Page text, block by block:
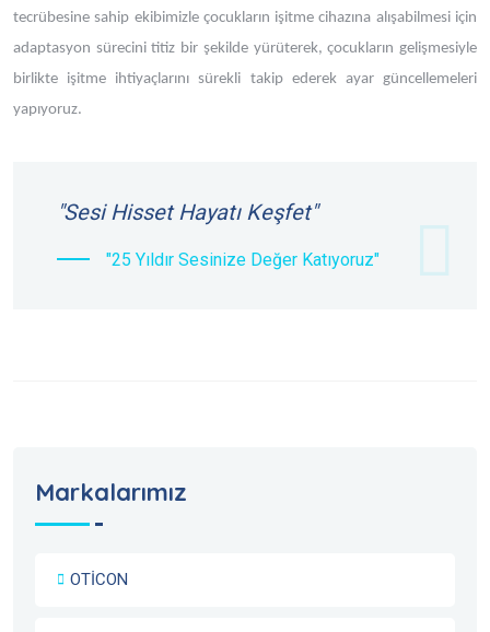
tecrübesine sahip ekibimizle çocukların işitme cihazına alışabilmesi için
adaptasyon sürecini titiz bir şekilde yürüterek, çocukların gelişmesiyle
birlikte işitme ihtiyaçlarını sürekli takip ederek ayar güncellemeleri
yapıyoruz.
"Sesi Hisset Hayatı Keşfet"
"25 Yıldır Sesinize Değer Katıyoruz"
Markalarımız
OTİCON